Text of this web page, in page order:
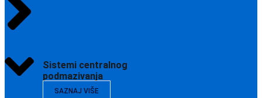
Sistemi centralnog
podmazivanja
SAZNAJ VIŠE